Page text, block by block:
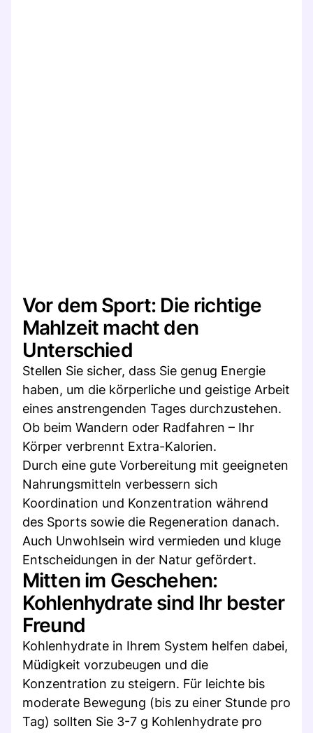
Vor dem Sport: Die richtige
Mahlzeit macht den
Unterschied
Stellen Sie sicher, dass Sie genug Energie
haben, um die körperliche und geistige Arbeit
eines anstrengenden Tages durchzustehen.
Ob beim Wandern oder Radfahren – Ihr
Körper verbrennt Extra-Kalorien.
Durch eine gute Vorbereitung mit geeigneten
Nahrungsmitteln verbessern sich
Koordination und Konzentration während
des Sports sowie die Regeneration danach.
Auch Unwohlsein wird vermieden und kluge
Entscheidungen in der Natur gefördert.
Mitten im Geschehen:
Kohlenhydrate sind Ihr bester
Freund
Kohlenhydrate in Ihrem System helfen dabei,
Müdigkeit vorzubeugen und die
Konzentration zu steigern. Für leichte bis
moderate Bewegung (bis zu einer Stunde pro
Tag) sollten Sie 3-7 g Kohlenhydrate pro